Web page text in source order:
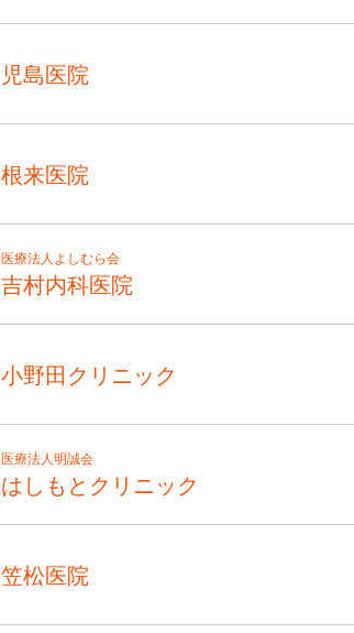
児島医院
根来医院
医療法人よしむら会
吉村内科医院
小野田クリニック
医療法人明誠会
はしもとクリニック
笠松医院